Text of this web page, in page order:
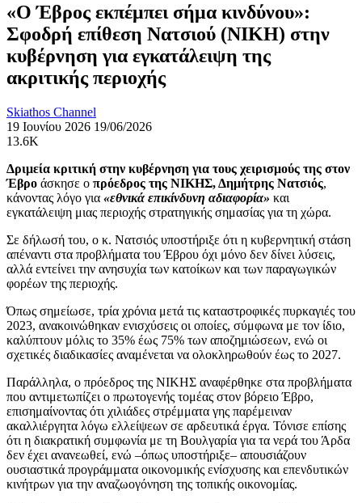
«Ο Έβρος εκπέμπει σήμα κινδύνου»:
Σφοδρή επίθεση Νατσιού (ΝΙΚΗ) στην
κυβέρνηση για εγκατάλειψη της
ακριτικής περιοχής
Skiathos Channel
19 Ιουνίου 2026 19/06/2026
13.6K
Δριμεία κριτική στην κυβέρνηση για τους χειρισμούς της στον
Έβρο άσκησε ο πρόεδρος της ΝΙΚΗΣ, Δημήτρης Νατσιός,
κάνοντας λόγο για «εθνικά επικίνδυνη αδιαφορία» και
εγκατάλειψη μιας περιοχής στρατηγικής σημασίας για τη χώρα.
Σε δήλωσή του, ο κ. Νατσιός υποστήριξε ότι η κυβερνητική στάση
απέναντι στα προβλήματα του Έβρου όχι μόνο δεν δίνει λύσεις,
αλλά εντείνει την ανησυχία των κατοίκων και των παραγωγικών
φορέων της περιοχής.
Όπως σημείωσε, τρία χρόνια μετά τις καταστροφικές πυρκαγιές του
2023, ανακοινώθηκαν ενισχύσεις οι οποίες, σύμφωνα με τον ίδιο,
καλύπτουν μόλις το 35% έως 75% των αποζημιώσεων, ενώ οι
σχετικές διαδικασίες αναμένεται να ολοκληρωθούν έως το 2027.
Παράλληλα, ο πρόεδρος της ΝΙΚΗΣ αναφέρθηκε στα προβλήματα
που αντιμετωπίζει ο πρωτογενής τομέας στον βόρειο Έβρο,
επισημαίνοντας ότι χιλιάδες στρέμματα γης παρέμειναν
ακαλλιέργητα λόγω ελλείψεων σε αρδευτικά έργα. Τόνισε επίσης
ότι η διακρατική συμφωνία με τη Βουλγαρία για τα νερά του Άρδα
δεν έχει ανανεωθεί, ενώ –όπως υποστήριξε– απουσιάζουν
ουσιαστικά προγράμματα οικονομικής ενίσχυσης και επενδυτικών
κινήτρων για την αναζωογόνηση της τοπικής οικονομίας.